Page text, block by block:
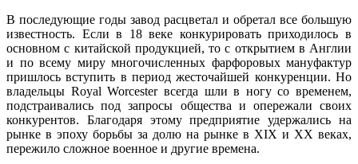
В последующие годы завод расцветал и обретал все большую
известность. Если в 18 веке конкурировать приходилось в
основном с китайской продукцией, то с открытием в Англии
и по всему миру многочисленных фарфоровых мануфактур
пришлось вступить в период жесточайшей конкуренции. Но
владельцы Royal Worcester всегда шли в ногу со временем,
подстраивались под запросы общества и опережали своих
конкурентов. Благодаря этому предприятие удержались на
рынке в эпоху борьбы за долю на рынке в XIX и XX веках,
пережило сложное военное и другие времена.